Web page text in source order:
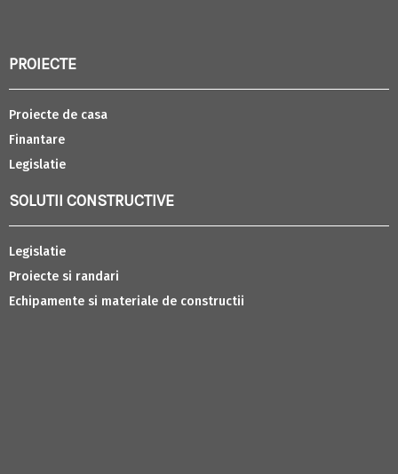
PROIECTE
Proiecte de casa
Finantare
Legislatie
SOLUTII CONSTRUCTIVE
Legislatie
Proiecte si randari
Echipamente si materiale de constructii